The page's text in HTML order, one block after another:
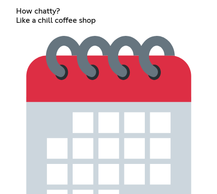
How chatty?
Like a chill coffee shop